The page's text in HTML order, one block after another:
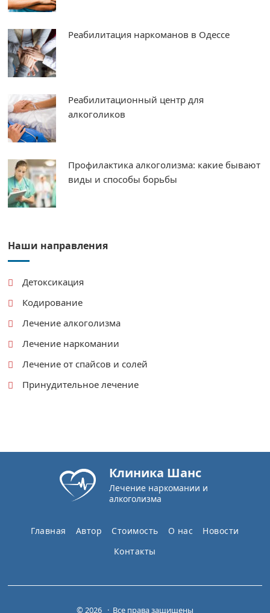
Реабилитация наркоманов в Одессе
Реабилитационный центр для
алкоголиков
Профилактика алкоголизма: какие бывают
виды и способы борьбы
Наши направления
Детоксикация
Кодирование
Лечение алкоголизма
Лечение наркомании
Лечение от спайсов и солей
Принудительное лечение
Клиника Шанс
Лечение наркомании и
алкоголизма
Главная Автор Стоимость О нас
Новости
Контакты
© 2026 · Все права защищены